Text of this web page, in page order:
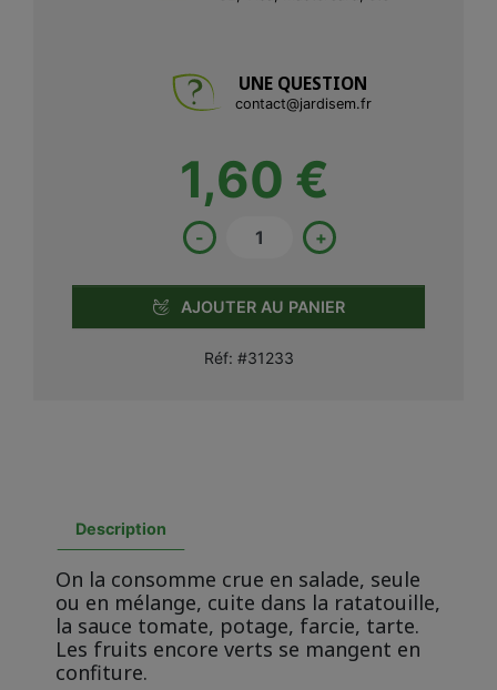
UNE QUESTION
contact@jardisem.fr
1,60 €
- +
AJOUTER AU PANIER
Réf: #31233
Description
On la consomme crue en salade, seule
ou en mélange, cuite dans la ratatouille,
la sauce tomate, potage, farcie, tarte.
Les fruits encore verts se mangent en
confiture.